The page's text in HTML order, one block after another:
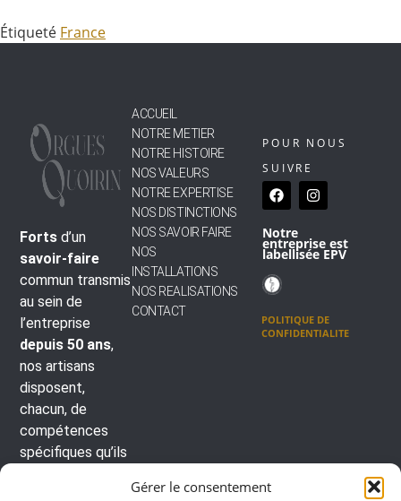
Gérer le consentement
Étiqueté France
Forts d’un
savoir-faire
commun transmis
au sein de
l’entreprise
depuis 50 ans,
nos artisans
disposent,
chacun, de
compétences
spécifiques qu’ils
ACCUEIL
NOTRE METIER
NOTRE HISTOIRE
NOS VALEURS
NOTRE EXPERTISE
NOS DISTINCTIONS
NOS SAVOIR FAIRE
NOS
INSTALLATIONS
NOS REALISATIONS
CONTACT
POUR NOUS
SUIVRE
Notre
entreprise est
labellisée EPV
POLITIQUE DE
CONFIDENTIALITE